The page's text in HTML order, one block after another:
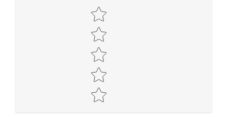
Star rating